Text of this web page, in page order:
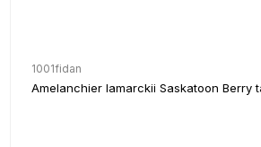
1001fidan
Amelanchier lamarckii Saskatoon Berry